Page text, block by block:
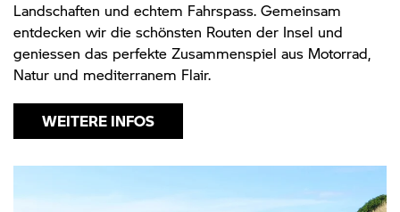
Landschaften und echtem Fahrspass. Gemeinsam
entdecken wir die schönsten Routen der Insel und
geniessen das perfekte Zusammenspiel aus Motorrad,
Natur und mediterranem Flair.
WEITERE INFOS